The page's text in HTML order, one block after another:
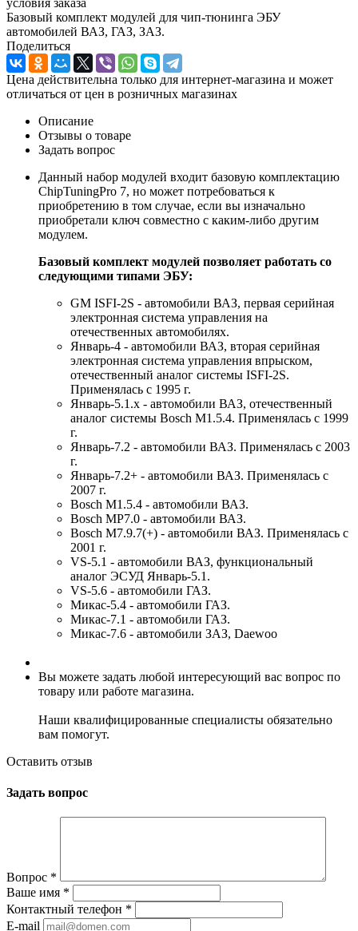
Базовый комплект модулей для чип-тюнинга ЭБУ
автомобилей ВАЗ, ГАЗ, ЗАЗ.
Поделиться
Цена действительна только для интернет-магазина и может
отличаться от цен в розничных магазинах
Описание
Отзывы о товаре
Задать вопрос
Данный набор модулей входит базовую комплектацию
ChipTuningPro 7, но может потребоваться к
приобретению в том случае, если вы изначально
приобретали ключ совместно с каким-либо другим
модулем.
Базовый комплект модулей позволяет работать со
следующими типами ЭБУ:
GM ISFI-2S - автомобили ВАЗ, первая серийная
электронная система управления на
отечественных автомобилях.
Январь-4 - автомобили ВАЗ, вторая серийная
электронная система управления впрыском,
отечественный аналог системы ISFI-2S.
Применялась с 1995 г.
Январь-5.1.x - автомобили ВАЗ, отечественный
аналог системы Bosch M1.5.4. Применялась с 1999
г.
Январь-7.2 - автомобили ВАЗ. Применялась с 2003
г.
Январь-7.2+ - автомобили ВАЗ. Применялась с
2007 г.
Bosch M1.5.4 - автомобили ВАЗ.
Bosch MP7.0 - автомобили ВАЗ.
Bosch M7.9.7(+) - автомобили ВАЗ. Применялась с
2001 г.
VS-5.1 - автомобили ВАЗ, функциональный
аналог ЭСУД Январь-5.1.
VS-5.6 - автомобили ГАЗ.
Микас-5.4 - автомобили ГАЗ.
Микас-7.1 - автомобили ГАЗ.
Микас-7.6 - автомобили ЗАЗ, Daewoo
Вы можете задать любой интересующий вас вопрос по
товару или работе магазина.
Наши квалифицированные специалисты обязательно
вам помогут.
Оставить отзыв
Задать вопрос
Вопрос *
Ваше имя *
Контактный телефон *
E-mail